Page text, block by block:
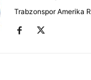
Trabzonspor Amerika